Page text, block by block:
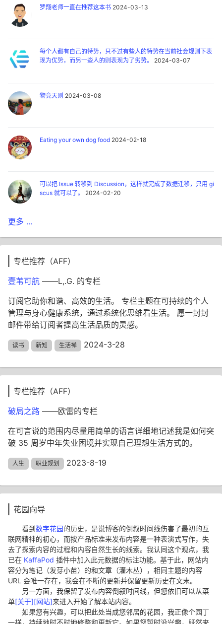
罗翔老师一直在推荐这本书 2024-03-13
每个人都有自己的特势，只不过有些人的特势在当前社会规则下表
现为优势，而另一些人的则表现为了劣势。
2024-03-07
物竞天则 2024-03-08
Eating your own dog food 2024-02-18
可以把 Issue 转移到 Discussion，这样就完成了数据迁移，只用 gi
scus 就可以了。
2024-02-20
更多 ...
专栏推荐（AFF）
壹苇可航 ——L,.G. 的专栏
订阅它助你和谐、高效的生活。 专栏主题在可持续的个人
管理与身心健康系统，通过系统化思维看生活。 愿一封封
邮件带给订阅者提高生活品质的灵感。
读书 新知 生活禅 2024-3-28
专栏推荐（AFF）
破局之路 ——欧雷的专栏
在可言说的范围内尽量用简单的语言详细地记述我是如何突
破 35 周岁中年失业困境并实现自己理想生活方式的。
人生 职业规划 2023-8-19
花园向导
看到数字花园的历史，是说博客的倒叙时间线伤害了最初的互
联网精神的初心，而按产品标准来发布内容是一种表演式写作，失
去了探索内容的过程和内容自然生长的线索。我认同这个观点，我
已在 KaffaPod 插件中加入此元数据的标注功能。基于此，网站内
容分为笔记（发芽小苗）的和文章（灌木丛），相同主题的内容
URL 会唯一存在，我会在不断的更新并保留更新历史在文末。
另一方面，我保留了发布内容倒叙时间线，但您依旧可以从菜
单[关于][网站]来进入开始了解本站内容。
如果您有兴趣，可以把此处当成您邻居的花园，我正像个园丁
一样，持续地时不时地修整和更新它。如果您暂时没兴趣，既然来